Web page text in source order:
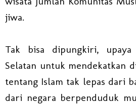
jiwa.
Tak bisa dipungkiri, upaya
Selatan untuk mendekatkan
tentang Islam tak lepas dari
dari negara berpenduduk